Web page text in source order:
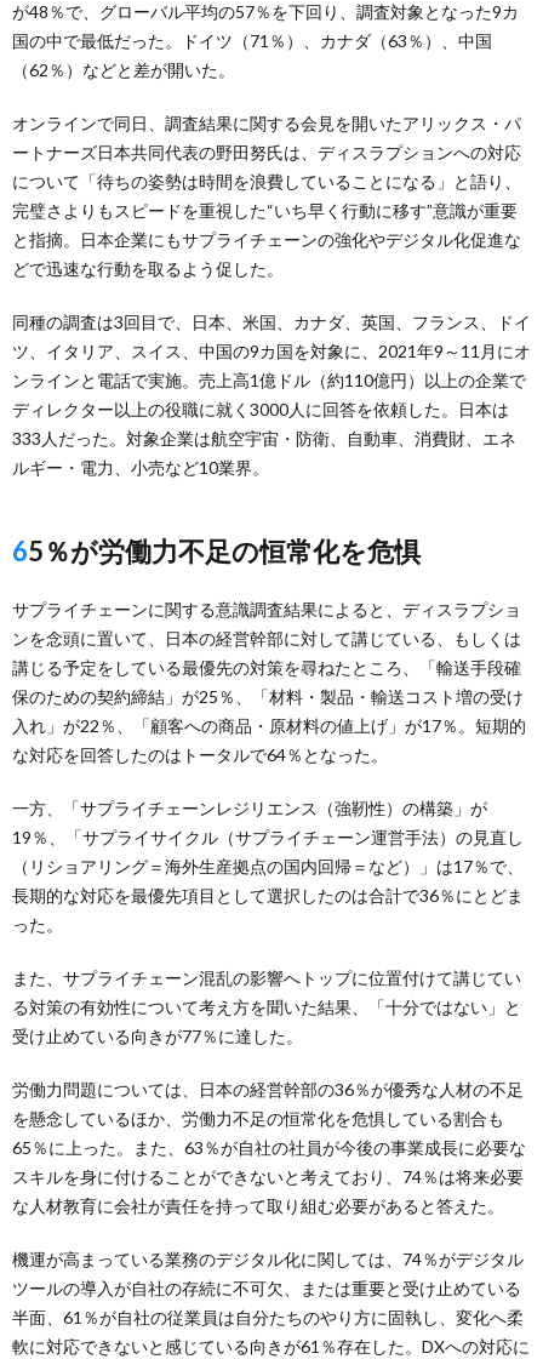
が48％で、グローバル平均の57％を下回り、調査対象となった9カ
国の中で最低だった。ドイツ（71％）、カナダ（63％）、中国
（62％）などと差が開いた。
オンラインで同日、調査結果に関する会見を開いたアリックス・パ
ートナーズ日本共同代表の野田努氏は、ディスラプションへの対応
について「待ちの姿勢は時間を浪費していることになる」と語り、
完璧さよりもスピードを重視した“いち早く行動に移す”意識が重要
と指摘。日本企業にもサプライチェーンの強化やデジタル化促進な
どで迅速な行動を取るよう促した。
同種の調査は3回目で、日本、米国、カナダ、英国、フランス、ドイ
ツ、イタリア、スイス、中国の9カ国を対象に、2021年9～11月にオ
ンラインと電話で実施。売上高1億ドル（約110億円）以上の企業で
ディレクター以上の役職に就く3000人に回答を依頼した。日本は
333人だった。対象企業は航空宇宙・防衛、自動車、消費財、エネ
ルギー・電力、小売など10業界。
65％が労働力不足の恒常化を危惧
サプライチェーンに関する意識調査結果によると、ディスラプショ
ンを念頭に置いて、日本の経営幹部に対して講じている、もしくは
講じる予定をしている最優先の対策を尋ねたところ、「輸送手段確
保のための契約締結」が25％、「材料・製品・輸送コスト増の受け
入れ」が22％、「顧客への商品・原材料の値上げ」が17％。短期的
な対応を回答したのはトータルで64％となった。
一方、「サプライチェーンレジリエンス（強靭性）の構築」が
19％、「サプライサイクル（サプライチェーン運営手法）の見直し
（リショアリング＝海外生産拠点の国内回帰＝など）」は17％で、
長期的な対応を最優先項目として選択したのは合計で36％にとどま
った。
また、サプライチェーン混乱の影響へトップに位置付けて講じてい
る対策の有効性について考え方を聞いた結果、「十分ではない」と
受け止めている向きが77％に達した。
労働力問題については、日本の経営幹部の36％が優秀な人材の不足
を懸念しているほか、労働力不足の恒常化を危惧している割合も
65％に上った。また、63％が自社の社員が今後の事業成長に必要な
スキルを身に付けることができないと考えており、74％は将来必要
な人材教育に会社が責任を持って取り組む必要があると答えた。
機運が高まっている業務のデジタル化に関しては、74％がデジタル
ツールの導入が自社の存続に不可欠、または重要と受け止めている
半面、61％が自社の従業員は自分たちのやり方に固執し、変化へ柔
軟に対応できないと感じている向きが61％存在した。DXへの対応に